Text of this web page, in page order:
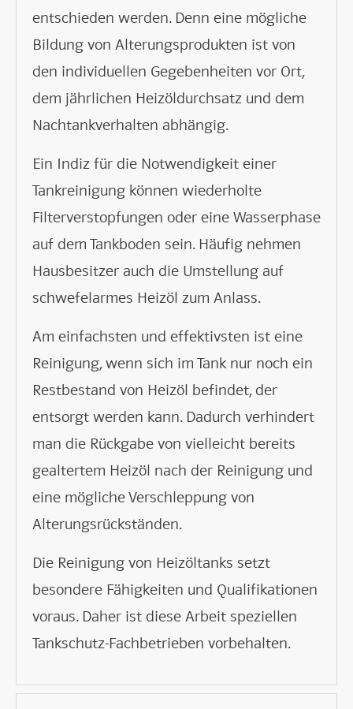
entschieden werden. Denn eine mögliche
Bildung von Alterungsprodukten ist von
den individuellen Gegebenheiten vor Ort,
dem jährlichen Heizöldurchsatz und dem
Nachtankverhalten abhängig.
Ein Indiz für die Notwendigkeit einer
Tankreinigung können wiederholte
Filterverstopfungen oder eine Wasserphase
auf dem Tankboden sein. Häufig nehmen
Hausbesitzer auch die Umstellung auf
schwefelarmes Heizöl zum Anlass.
Am einfachsten und effektivsten ist eine
Reinigung, wenn sich im Tank nur noch ein
Restbestand von Heizöl befindet, der
entsorgt werden kann. Dadurch verhindert
man die Rückgabe von vielleicht bereits
gealtertem Heizöl nach der Reinigung und
eine mögliche Verschleppung von
Alterungsrückständen.
Die Reinigung von Heizöltanks setzt
besondere Fähigkeiten und Qualifikationen
voraus. Daher ist diese Arbeit speziellen
Tankschutz-Fachbetrieben vorbehalten.